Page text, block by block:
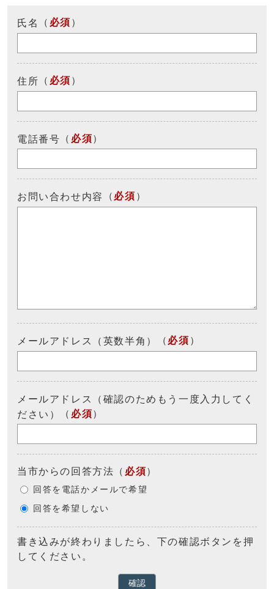
氏名 （ 必須 ）
住所 （ 必須 ）
電話番号 （ 必須）
お問い合わせ内容 （ 必須 ）
メールアドレス（英数半角） （ 必須 ）
メールアドレス（確認のためもう一度入力してく
ださい）
（ 必須）
当市からの回答方法 （ 必須）
回答を電話かメールで希望
回答を希望しない
書き込みが終わりましたら、下の確認ボタンを押
してください。
確認